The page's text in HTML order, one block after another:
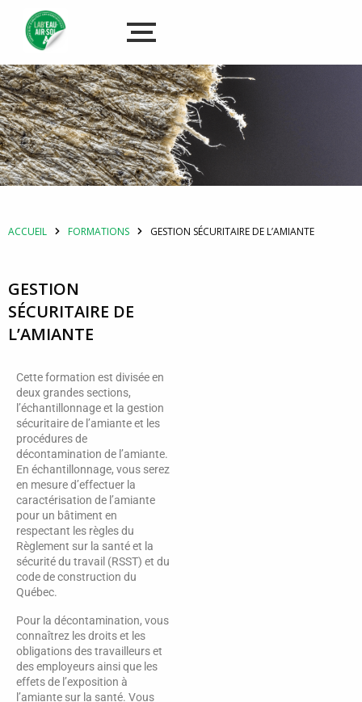
ACCUEIL FORMATIONS GESTION SÉCURITAIRE DE L’AMIANTE
GESTION
SÉCURITAIRE DE
L’AMIANTE
Cette formation est divisée en
deux grandes sections,
l’échantillonnage et la gestion
sécuritaire de l’amiante et les
procédures de
décontamination de l’amiante.
En échantillonnage, vous serez
en mesure d’effectuer la
caractérisation de l’amiante
pour un bâtiment en
respectant les règles du
Règlement sur la santé et la
sécurité du travail (RSST) et du
code de construction du
Québec.​
Pour la décontamination, vous
connaîtrez les droits et les
obligations des travailleurs et
des employeurs ainsi que les
effets de l’exposition à
l’amiante sur la santé. Vous